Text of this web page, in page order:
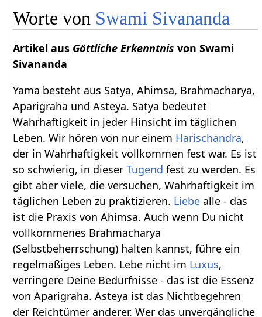
Worte von Swami Sivananda
Artikel aus Göttliche Erkenntnis von Swami
Sivananda
Yama besteht aus Satya, Ahimsa, Brahmacharya,
Aparigraha und Asteya. Satya bedeutet
Wahrhaftigkeit in jeder Hinsicht im täglichen
Leben. Wir hören von nur einem Harischandra,
der in Wahrhaftigkeit vollkommen fest war. Es ist
so schwierig, in dieserTugend fest zu werden. Es
gibt aber viele, die versuchen, Wahrhaftigkeit im
täglichen Leben zu praktizieren. Liebe alle - das
ist die Praxis von Ahimsa. Auch wenn Du nicht
vollkommenes Brahmacharya
(Selbstbeherrschung) halten kannst, führe ein
regelmäßiges Leben. Lebe nicht im Luxus,
verringere Deine Bedürfnisse - das ist die Essenz
von Aparigraha. Asteya ist das Nichtbegehren
der Reichtümer anderer. Wer das unvergängliche